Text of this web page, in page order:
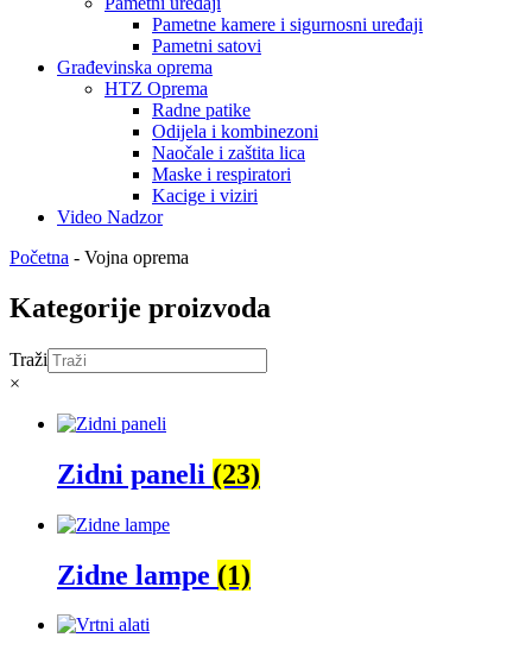
Pametne kamere i sigurnosni uređaji
Pametni satovi
Građevinska oprema
HTZ Oprema
Radne patike
Odijela i kombinezoni
Naočale i zaštita lica
Maske i respiratori
Kacige i viziri
Video Nadzor
Početna - Vojna oprema
Kategorije proizvoda
Traži
×
Zidni paneli (23)
Zidne lampe (1)